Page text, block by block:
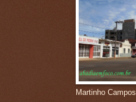
Martinho Campos